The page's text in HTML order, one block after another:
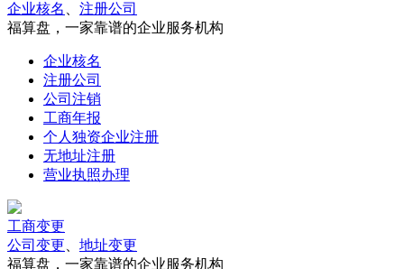
企业核名
注册公司
福算盘，一家靠谱的企业服务机构
企业核名
注册公司
公司注销
工商年报
个人独资企业注册
无地址注册
营业执照办理
工商变更
公司变更
地址变更
福算盘，一家靠谱的企业服务机构